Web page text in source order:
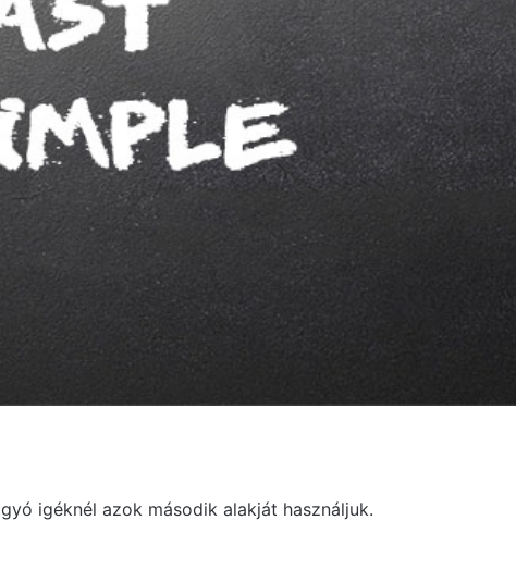
igéknél azok második alakját használjuk.